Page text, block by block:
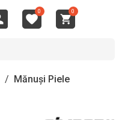
0 0
/ Mănuși Piele